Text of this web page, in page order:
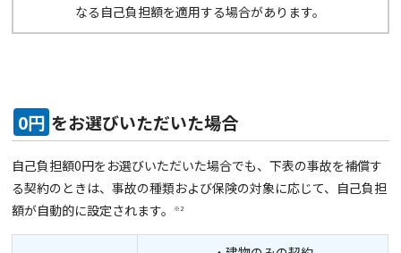
なる自己負担額を適用する場合があります。
0円 をお選びいただいた場合
自己負担額0円をお選びいただいた場合でも、下表の事故を補償す
る契約のときは、事故の種類および保険の対象に応じて、自己負担
額が自動的に設定されます。
※2